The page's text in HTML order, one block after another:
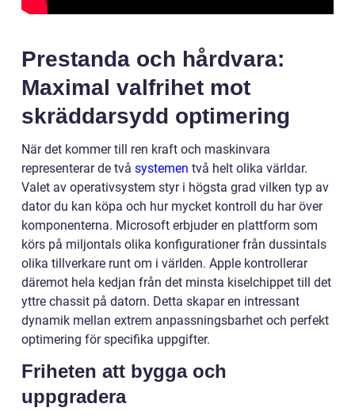
Prestanda och hårdvara:
Maximal valfrihet mot
skräddarsydd optimering
När det kommer till ren kraft och maskinvara
representerar de två systemen två helt olika världar.
Valet av operativsystem styr i högsta grad vilken typ av
dator du kan köpa och hur mycket kontroll du har över
komponenterna. Microsoft erbjuder en plattform som
körs på miljontals olika konfigurationer från dussintals
olika tillverkare runt om i världen. Apple kontrollerar
däremot hela kedjan från det minsta kiselchippet till det
yttre chassit på datorn. Detta skapar en intressant
dynamik mellan extrem anpassningsbarhet och perfekt
optimering för specifika uppgifter.
Friheten att bygga och
uppgradera